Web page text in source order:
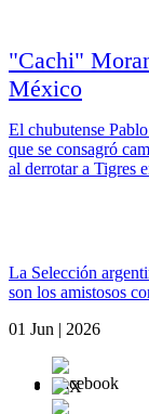
"Cachi"
México
El chubutense
que se consagró
al derrotar a Tigres
La Selección
son los amistosos
01 Jun | 2026